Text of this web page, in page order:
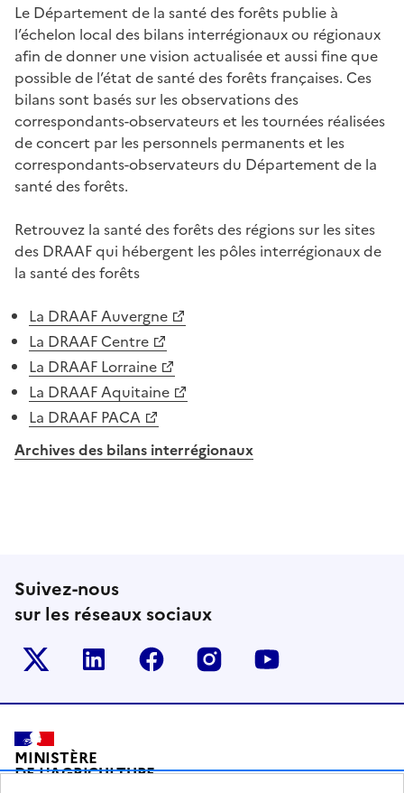
Le Département de la santé des forêts publie à
l’échelon local des bilans interrégionaux ou régionaux
afin de donner une vision actualisée et aussi fine que
possible de l’état de santé des forêts françaises. Ces
bilans sont basés sur les observations des
correspondants-observateurs et les tournées réalisées
de concert par les personnels permanents et les
correspondants-observateurs du Département de la
santé des forêts.
Retrouvez la santé des forêts des régions sur les sites
des DRAAF qui hébergent les pôles interrégionaux de
la santé des forêts
La DRAAF Auvergne
La DRAAF Centre
La DRAAF Lorraine
La DRAAF Aquitaine
La DRAAF PACA
Archives des bilans interrégionaux
Suivez-nous
sur les réseaux sociaux
Le ministère sur Twitter
Le ministère sur LinkedIn
Le ministère sur Facebook
Le ministère sur
Pied de page
MINISTÈRE
DE L'AGRICULTURE